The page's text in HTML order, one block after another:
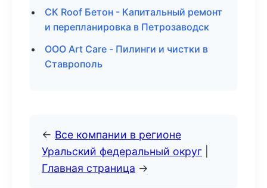
СК Roof Бетон - Капитальный ремонт
и перепланировка в Петрозаводск
ООО Art Care - Пилинги и чистки в
Ставрополь
← Все компании в регионе
Уральский федеральный округ
Главная страница →